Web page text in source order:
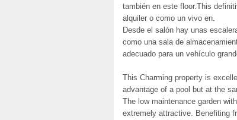
también en este floor.This
alquiler o como un vivo en.
Desde el salón hay unas
como una sala de
adecuado para un vehículo
This Charming property is
advantage of a pool but at the
The low maintenance garden
extremely attractive. Benefiting